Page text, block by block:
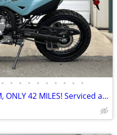
• • • • • • • • • •
2025 KAWASAKI KLX300SM, ONLY 42 MILES! Serviced and ready!